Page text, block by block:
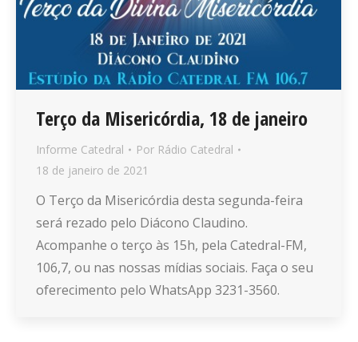
Terço da Misericórdia, 18 de janeiro
Informe Catedral Por Rádio Catedral
18 de janeiro de 2021
O Terço da Misericórdia desta segunda-feira
será rezado pelo Diácono Claudino.
Acompanhe o terço às 15h, pela Catedral-FM,
106,7, ou nas nossas mídias sociais. Faça o seu
oferecimento pelo WhatsApp 3231-3560.